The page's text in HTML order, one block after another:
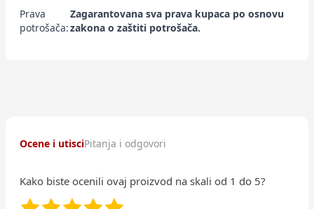
Prava
potrošača:
Zagarantovana sva prava kupaca po osnovu
zakona o zaštiti potrošača.
Ocene i utisciPitanja i odgovori
Kako biste ocenili ovaj proizvod na skali od 1 do 5?